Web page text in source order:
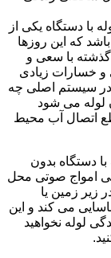
با دستگاه یکی از
که این روزها
گذشته با سعی و
خسارات زیادی
در سیستم اصلی چه
لوله می شود
اتصال آب محیط
دستگاه بدون
امواج صوتی محل
زیر زمین یا
می کند و این
لوله نخواهید